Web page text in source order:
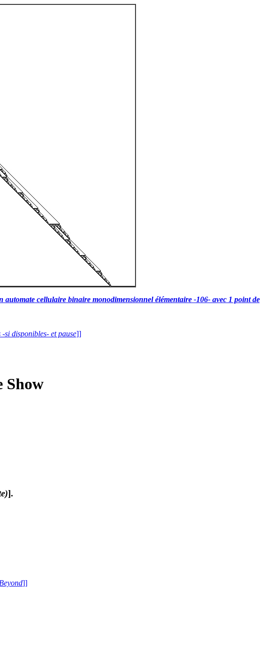
automate cellulaire binaire monodimensionnel élémentaire -106- avec 1 point de
si disponibles- et pause]]
Show
].
]]